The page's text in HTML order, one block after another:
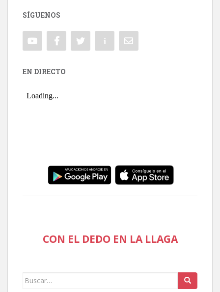
SÍGUENOS
EN DIRECTO
CON EL DEDO EN LA LLAGA
Buscar: